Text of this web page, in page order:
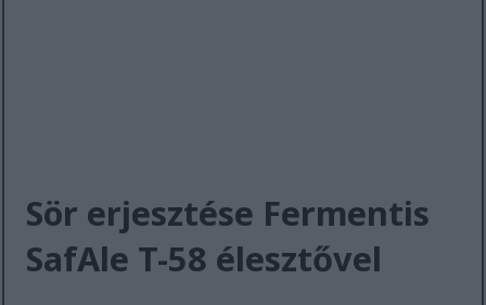
Sör erjesztése Fermentis
SafAle T-58 élesztővel